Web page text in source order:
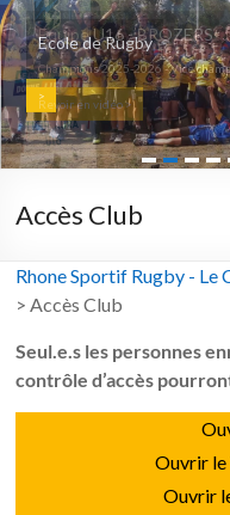
Equipe U16 - BROZERS
Champions 2025-2026 - Vice
Revoir en vidéo >
Ecole de Rugby
>
Accès Club
Rhone Sportif Rugby - Le
> Accès Club
Seul.e.s les personnes
contrôle d’accès
Ouvrir le
Ouvrir